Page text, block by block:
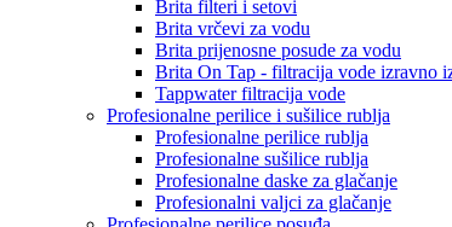
Brita filteri i setovi
Brita vrčevi za vodu
Brita prijenosne posude za vodu
Brita On Tap - filtracija vode izravno
Tappwater filtracija vode
Profesionalne perilice i sušilice rublja
Profesionalne perilice rublja
Profesionalne sušilice rublja
Profesionalne daske za glačanje
Profesionalni valjci za glačanje